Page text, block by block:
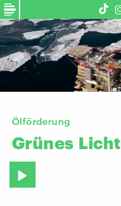
Ölförderung
Grünes Licht